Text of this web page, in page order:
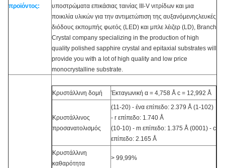
προϊόντος:
υποστρώματα επικάσιας ταινίας III-V νιτρίδων και μια
ποικιλία υλικών για την αντιμετώπιση της αυξανόμενηςλευκές
διόδους εκπομπής φωτός (LED) και μπλε λέιζερ (LD), Branch
Crystal company specializing in the production of high
quality polished sapphire crystal and epitaxial substrates will
provide you with a lot of high quality and low price
monocrystalline substrate.
Κρυστάλλινη δομή Έκταγωνική α = 4,758 Å c = 12,992 Å
Κρυστάλλινος
προσανατολισμός
(11-20) - ένα επίπεδο: 2.379 Å (1-102)
- r επίπεδο: 1.740 Å
(10-10) - m επίπεδο: 1.375 Å (0001) - c
επίπεδο: 2.165 Å
Κρυστάλλινη
καθαρότητα
> 99,99%